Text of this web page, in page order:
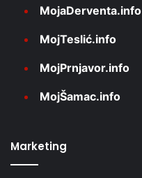
MojaDerventa.info
MojTeslić.info
MojPrnjavor.info
MojŠamac.info
Marketing